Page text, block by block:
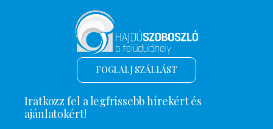
FOGLALJ SZÁLLÁST
Iratkozz fel a legfrissebb hírekért és
ajánlatokért!